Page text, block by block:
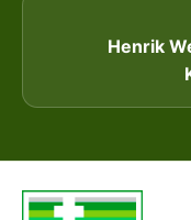
Henrik